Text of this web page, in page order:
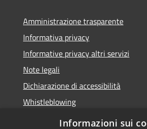
Amministrazione trasparente
Informativa privacy
Informative privacy altri servizi
Note legali
Dichiarazione di accessibilità
Whistleblowing
Informazioni sui